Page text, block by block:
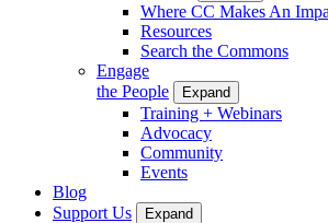
Where CC Makes An
Resources
Search the Commons
Engage
the People
Expand
Training + Webinars
Advocacy
Community
Events
Blog
Support Us
Expand